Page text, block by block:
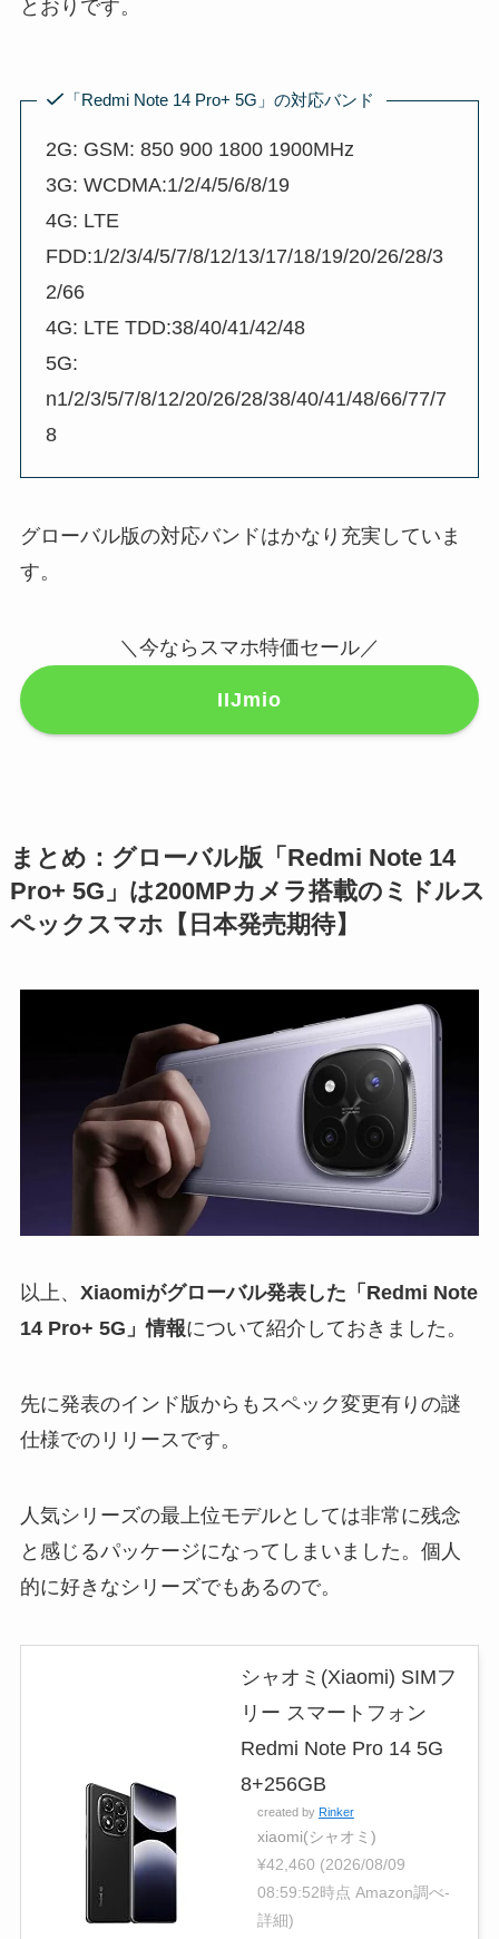
とおりです。
「Redmi Note 14 Pro+ 5G」の対応バンド
2G: GSM: 850 900 1800 1900MHz
3G: WCDMA:1/2/4/5/6/8/19
4G: LTE
FDD:1/2/3/4/5/7/8/12/13/17/18/19/20/26/28/3
2/66
4G: LTE TDD:38/40/41/42/48
5G:
n1/2/3/5/7/8/12/20/26/28/38/40/41/48/66/77/7
8
グローバル版の対応バンドはかなり充実していま
す。
＼今ならスマホ特価セール／
IIJmio
まとめ：グローバル版「Redmi Note 14
Pro+ 5G」は200MPカメラ搭載のミドルス
ペックスマホ【日本発売期待】
以上、 Xiaomiがグローバル発表した「Redmi Note
14 Pro+ 5G」情報について紹介しておきました。
先に発表のインド版からもスペック変更有りの謎
仕様でのリリースです。
人気シリーズの最上位モデルとしては非常に残念
と感じるパッケージになってしまいました。個人
的に好きなシリーズでもあるので。
シャオミ(Xiaomi) SIMフ
リー スマートフォン
Redmi Note Pro 14 5G
8+256GB
created by Rinker
xiaomi(シャオミ)
¥42,460 (2026/08/09
08:59:52時点 Amazon調べ-
詳細)